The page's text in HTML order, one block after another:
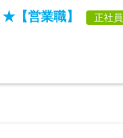
【営業職】 正社員